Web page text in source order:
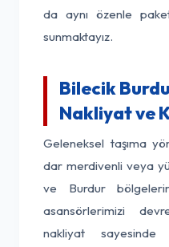
da aynı özenle
sunmaktayız.
Bilecik
Nakliyat ve
Geleneksel taşıma
dar merdivenli veya
ve Burdur
asansörlerimizi
nakliyat sayesinde